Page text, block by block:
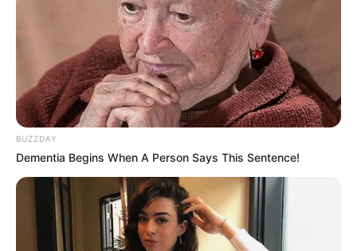
BUZZDAY
Dementia Begins When A Person Says This Sentence!